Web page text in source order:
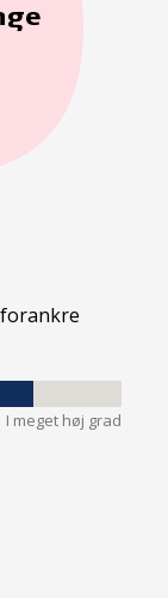
I meget høj grad